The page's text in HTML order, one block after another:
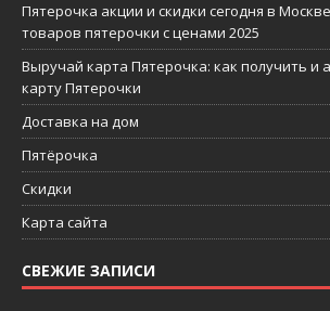
Пятерочка акции и скидки сегодня в
товаров пятерочки с ценами 2025
Выручай карта Пятерочка: как получить и
карту Пятерочки
Доставка на дом
Пятёрочка
Скидки
Карта сайта
СВЕЖИЕ ЗАПИСИ